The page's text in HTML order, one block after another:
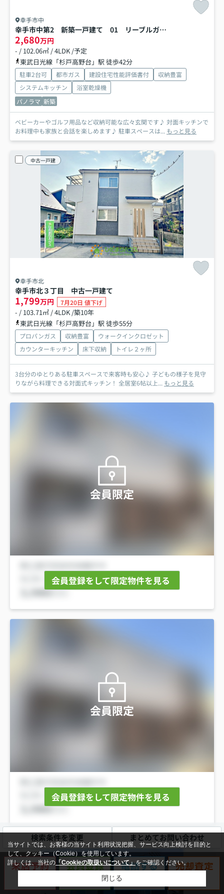
幸手市中
幸手市中第2 新築一戸建て 01 リーブルガーデン
2,680万円
- / 102.06㎡ / 4LDK /予定
東武日光線「杉戸高野台」駅 徒歩42分
駐車2台可 都市ガス 建設住宅性能評価書付
収納豊富
システムキッチン
浴室乾燥機
パノラマ 新築
ベビーカーやゴルフ用品など収納可能な広々玄関です♪ 対面キッチンで
お料理中も家族と会話を楽しめます♪ 駐車スペースは... もっと見る
中古一戸建
幸手市北
幸手市北３丁目 中古一戸建て
1,799万円 7月20日 値下げ
- / 103.71㎡ / 4LDK /築10年
東武日光線「杉戸高野台」駅 徒歩55分
プロパンガス 収納豊富
ウォークインクロゼット
カウンターキッチン
床下収納 トイレ２ヶ所
3台分のゆとりある駐車スペースで来客時も安心♪ 子どもの様子を見守
りながら料理できる対面式キッチン！ 全居室6帖以上... もっと見る
会員限定
会員登録をして限定物件を見る
会員限定
会員登録をして限定物件を見る
新築一戸建
検索条件を変更 まとめてお問い合わせ
当サイトでは、お客様の当サイト利用状況把握、サービス向上検討を目的と
して、クッキー（Cookie）を使用しています。
詳しくは、当社の 「Cookieの取扱いについて」をご確認ください。
閉じる